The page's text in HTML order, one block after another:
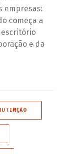
empresas:
começa a
e da